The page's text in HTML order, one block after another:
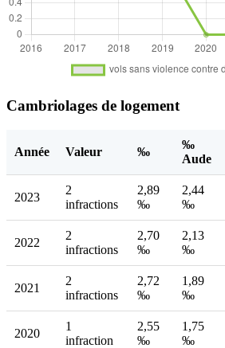
Cambriolages de logement
Année Valeur ‰
‰
Aude
2023
2
infractions
2,89
‰
2,44
‰
2022
2
infractions
2,70
‰
2,13
‰
2021
2
infractions
2,72
‰
1,89
‰
2020
1
infraction
2,55
‰
1,75
‰